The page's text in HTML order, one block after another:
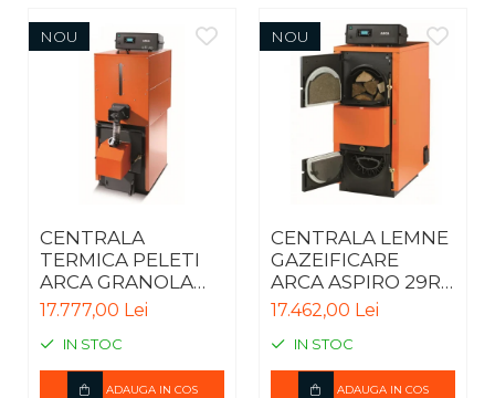
NOU
CENTRALA
TERMICA PELETI
ARCA GRANOLA
AUTOMATICA 20R -
20KW
17.777,00 Lei
IN STOC
ADAUGA IN COS
NOU
CENTRALA LEMNE
GAZEIFICARE
ARCA ASPIRO 29RI
INOX – 30kW
17.462,00 Lei
IN STOC
ADAUGA IN COS